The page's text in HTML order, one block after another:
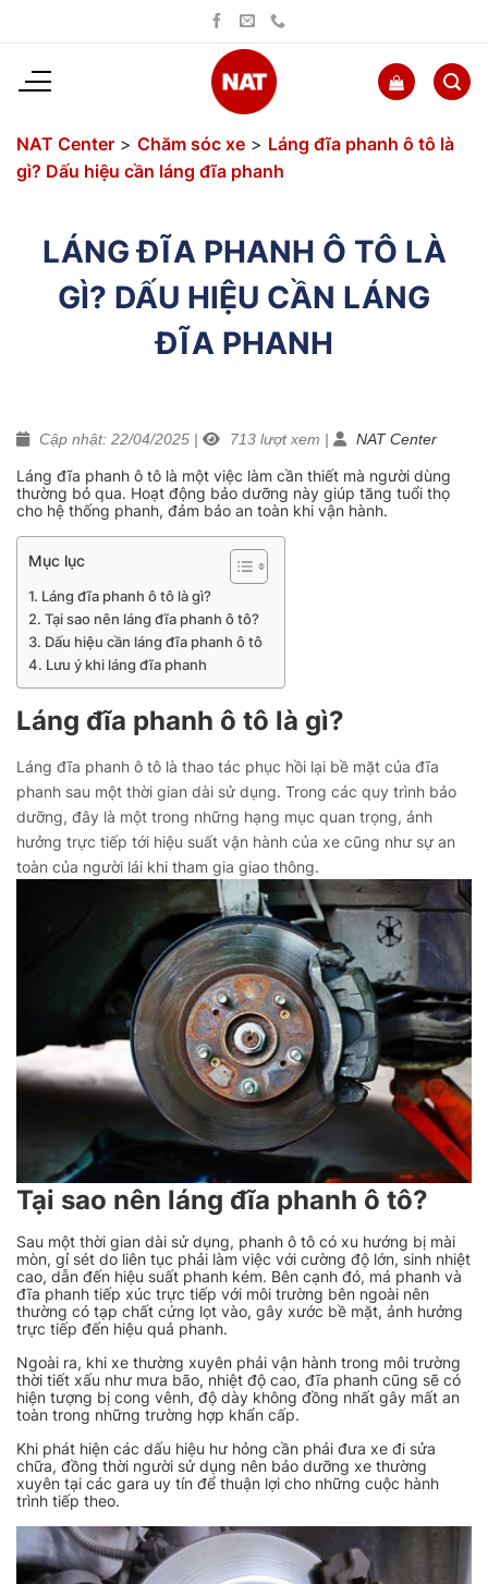
dung
NAT Center > Chăm sóc xe > Láng đĩa phanh ô tô là
gì? Dấu hiệu cần láng đĩa phanh
LÁNG ĐĨA PHANH Ô TÔ LÀ
GÌ? DẤU HIỆU CẦN LÁNG
ĐĨA PHANH
Cập nhật: 22/04/2025 | 713 lượt xem | NAT Center
Láng đĩa phanh ô tô là một việc làm cần thiết mà người dùng
thường bỏ qua. Hoạt động bảo dưỡng này giúp tăng tuổi thọ
cho hệ thống phanh, đảm bảo an toàn khi vận hành.
Mục lục
Láng đĩa phanh ô tô là gì?
Tại sao nên láng đĩa phanh ô tô?
Dấu hiệu cần láng đĩa phanh ô tô
Lưu ý khi láng đĩa phanh
Láng đĩa phanh ô tô là gì?
Láng đĩa phanh ô tô là thao tác phục hồi lại bề mặt của đĩa
phanh sau một thời gian dài sử dụng. Trong các quy trình bảo
dưỡng, đây là một trong những hạng mục quan trọng, ảnh
hưởng trực tiếp tới hiệu suất vận hành của xe cũng như sự an
toàn của người lái khi tham gia giao thông.
Tại sao nên láng đĩa phanh ô tô?
Sau một thời gian dài sử dụng, phanh ô tô có xu hướng bị mài
mòn, gỉ sét do liên tục phải làm việc với cường độ lớn, sinh nhiệt
cao, dẫn đến hiệu suất phanh kém. Bên cạnh đó, má phanh và
đĩa phanh tiếp xúc trực tiếp với môi trường bên ngoài nên
thường có tạp chất cứng lọt vào, gây xước bề mặt, ảnh hưởng
trực tiếp đến hiệu quả phanh.
Ngoài ra, khi xe thường xuyên phải vận hành trong môi trường
thời tiết xấu như mưa bão, nhiệt độ cao, đĩa phanh cũng sẽ có
hiện tượng bị cong vênh, độ dày không đồng nhất gây mất an
toàn trong những trường hợp khẩn cấp.
Khi phát hiện các dấu hiệu hư hỏng cần phải đưa xe đi sửa
chữa, đồng thời người sử dụng nên bảo dưỡng xe thường
xuyên tại các gara uy tín để thuận lợi cho những cuộc hành
trình tiếp theo.